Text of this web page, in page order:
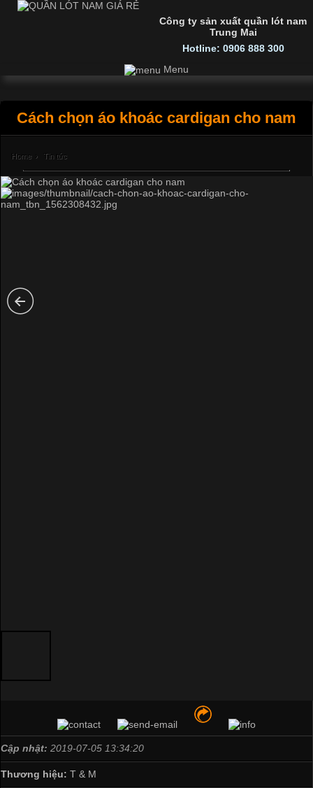
Công ty sản xuất quần lót nam
Trung Mai
Hotline: 0906 888 300
Menu
Cách chọn áo khoác cardigan cho nam
Home › Tin tức
Cập nhật: 2019-07-05 13:34:20
Thương hiệu: T & M